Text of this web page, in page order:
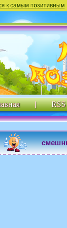
к самым позитивным
| RSS